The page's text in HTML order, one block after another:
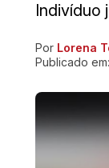
Indivíduo
Ir direto pra
Por Lorena
Publicado em: